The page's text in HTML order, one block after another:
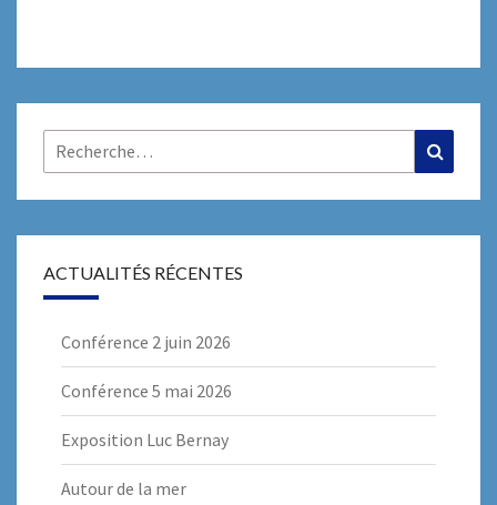
Rechercher :
ACTUALITÉS RÉCENTES
Conférence 2 juin 2026
Conférence 5 mai 2026
Exposition Luc Bernay
Autour de la mer